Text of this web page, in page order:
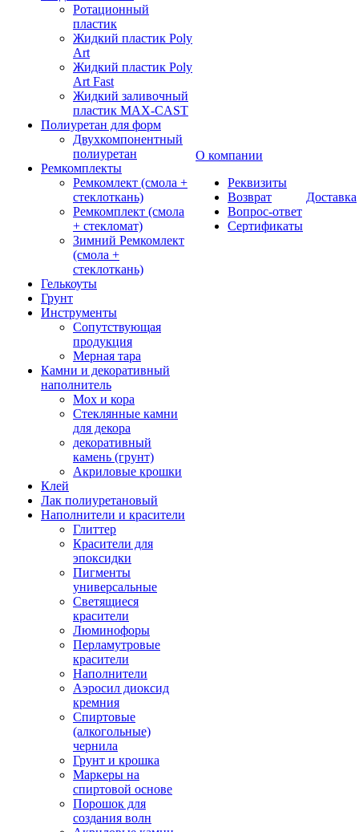
Ротационный
пластик
Жидкий пластик Poly
Art
Жидкий пластик Poly
Art Fast
Жидкий заливочный
пластик MAX-CAST
Полиуретан для форм
Двухкомпонентный
полиуретан
Ремкомплекты
Ремкомлект (смола +
стеклоткань)
Ремкомплект (смола
+ стекломат)
Зимний Ремкомлект
(смола +
стеклоткань)
Гелькоуты
Грунт
Инструменты
Сопутствующая
продукция
Мерная тара
Камни и декоративный
наполнитель
Мох и кора
Стеклянные камни
для декора
декоративный
камень (грунт)
Акриловые крошки
Клей
Лак полиуретановый
Наполнители и красители
Глиттер
Красители для
эпоксидки
Пигменты
универсальные
Светящиеся
красители
Люминофоры
Перламутровые
красители
Наполнители
Аэросил диоксид
кремния
Спиртовые
(алкогольные)
чернила
Грунт и крошка
Маркеры на
спиртовой основе
Порошок для
создания волн
О компании
Реквизиты
Возврат
Вопрос-ответ
Сертификаты
Доставка